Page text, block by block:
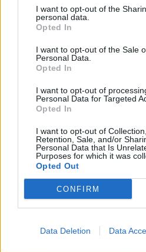
I want to opt-out of the
personal data.
Opted In
I want to opt-out of the Sale
Personal Data.
Opted In
I want to opt-out of
Personal Data for Targeted
Opted In
I want to opt-out of
Retention, Sale, and/or
Personal Data that Is
Purposes for which it was
Opted Out
CONFIRM
Data Deletion Data
είχε τη
Ο ίδιος
μια
Βόλος:
σφάξει
χτύπησε